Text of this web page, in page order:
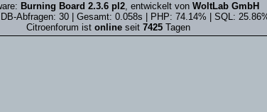
Burning Board 2.3.6 pl2, entwickelt von WoltLab GmbH
Abfragen: 30 | Gesamt: 0.058s | PHP: 74.14% | SQL:
Citroenforum ist onlineseit 7425Tagen